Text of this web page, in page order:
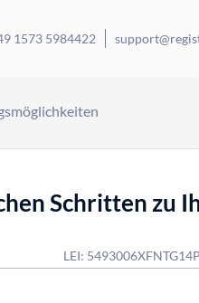
1573 5984422
Schritten zu
LEI: